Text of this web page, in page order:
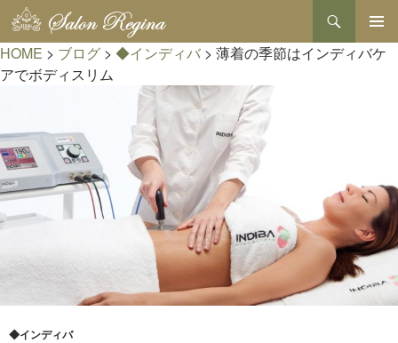
検
索
メインメ
ニュー
ン
HOME > ブログ > ◆インディバ > 薄着の季節はインディバケ
アでボディスリム
◆インディバ